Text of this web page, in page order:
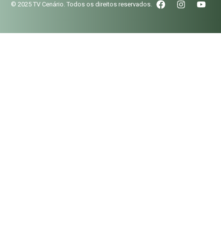
© 2025 TV Cenário. Todos os direitos reservados.